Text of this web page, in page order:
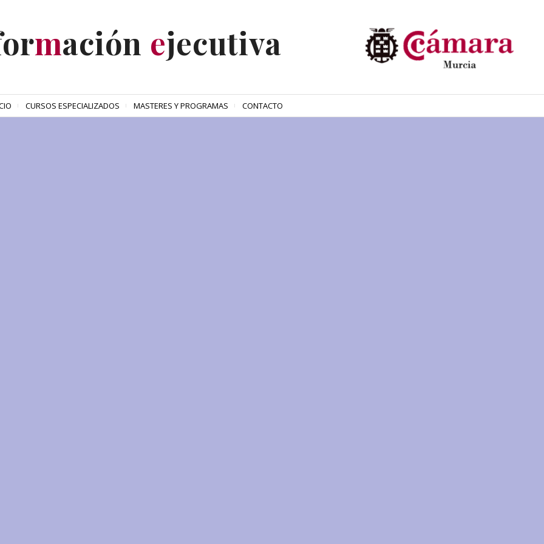
mación ejecutiva
CURSOS ESPECIALIZADOS MASTERES Y PROGRAMAS CONTACTO